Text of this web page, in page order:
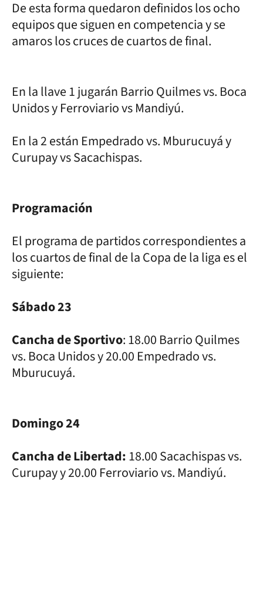
De esta forma quedaron definidos los ocho
equipos que siguen en competencia y se
amaros los cruces de cuartos de final.
En la llave 1 jugarán Barrio Quilmes vs. Boca
Unidos y Ferroviario vs Mandiyú.
En la 2 están Empedrado vs. Mburucuyá y
Curupay vs Sacachispas.
Programación
El programa de partidos correspondientes a
los cuartos de final de la Copa de la liga es el
siguiente:
Sábado 23
Cancha de Sportivo: 18.00 Barrio Quilmes
vs. Boca Unidos y 20.00 Empedrado vs.
Mburucuyá.
Domingo 24
Cancha de Libertad:18.00 Sacachispas vs.
Curupay y 20.00 Ferroviario vs. Mandiyú.